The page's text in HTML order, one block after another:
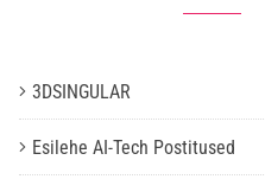
3DSINGULAR
Esilehe AI-Tech Postitused